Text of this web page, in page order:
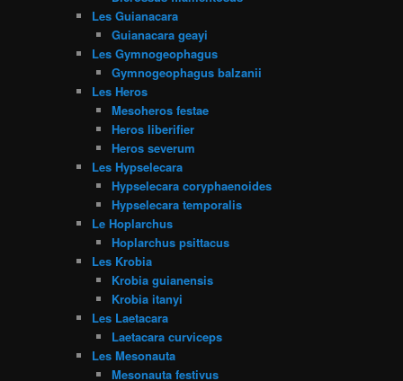
Les Guianacara
Guianacara geayi
Les Gymnogeophagus
Gymnogeophagus balzanii
Les Heros
Mesoheros festae
Heros liberifier
Heros severum
Les Hypselecara
Hypselecara coryphaenoides
Hypselecara temporalis
Le Hoplarchus
Hoplarchus psittacus
Les Krobia
Krobia guianensis
Krobia itanyi
Les Laetacara
Laetacara curviceps
Les Mesonauta
Mesonauta festivus